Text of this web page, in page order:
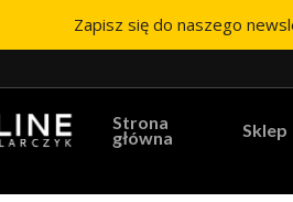
Strona
główna Sklep
Zapisz się do naszego